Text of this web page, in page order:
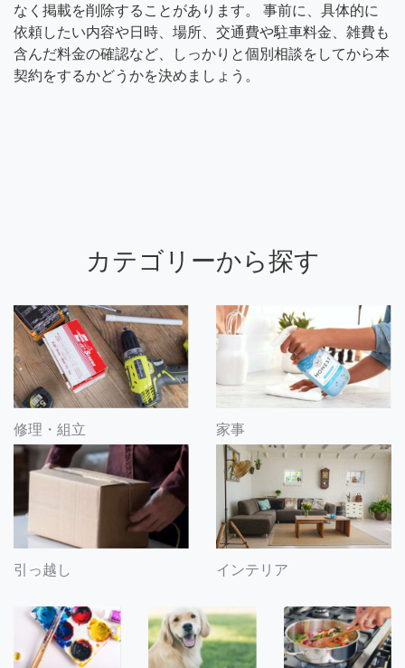
なく掲載を削除することがあります。 事前に、具体的に
依頼したい内容や日時、場所、交通費や駐車料金、雑費も
含んだ料金の確認など、しっかりと個別相談をしてから本
契約をするかどうかを決めましょう。
カテゴリーから探す
修理・組立 家事
引っ越し インテリア